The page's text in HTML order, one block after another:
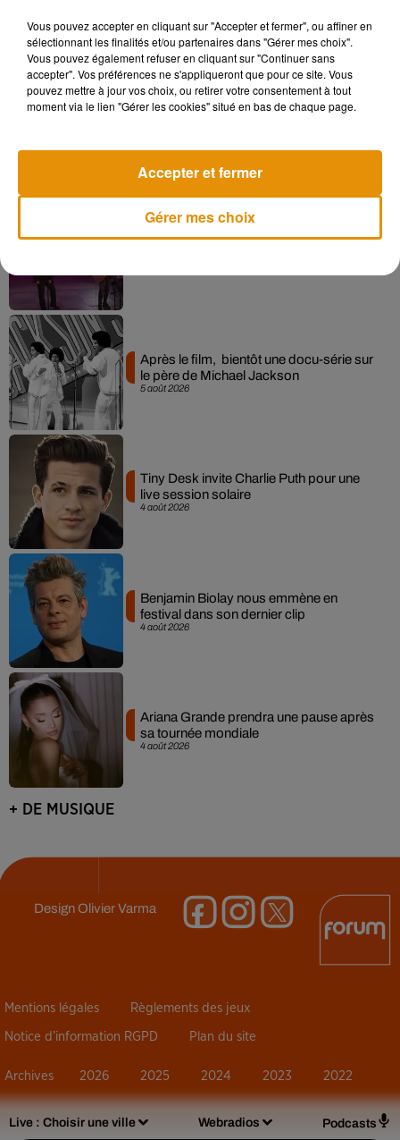
Live : Choisir une ville Webradios Podcasts
Musique
6 août 2026
La version réécrite de « Beautiful Day »
5 août 2026
Après le film, bientôt une docu-série sur
le père de Michael Jackson
4 août 2026
Tiny Desk invite Charlie Puth pour une
live session solaire
4 août 2026
Benjamin Biolay nous emmène en
festival dans son dernier clip
4 août 2026
Ariana Grande prendra une pause après
sa tournée mondiale
+ DE MUSIQUE
DesignOlivier Varma
Mentions légales Règlements des jeux
Notice d’information RGPD Plan du site
Archives 2026 2025 2024 2023 2022
Vous pouvez accepter en cliquant sur "Accepter et fermer", ou affiner en
sélectionnant les finalités et/ou partenaires dans "Gérer mes choix".
Vous pouvez également refuser en cliquant sur "Continuer sans
accepter". Vos préférences ne s'appliqueront que pour ce site. Vous
pouvez mettre à jour vos choix, ou retirer votre consentement à tout
moment via le lien "Gérer les cookies" situé en bas de chaque page.
Gérer mes choix
Accepter et fermer